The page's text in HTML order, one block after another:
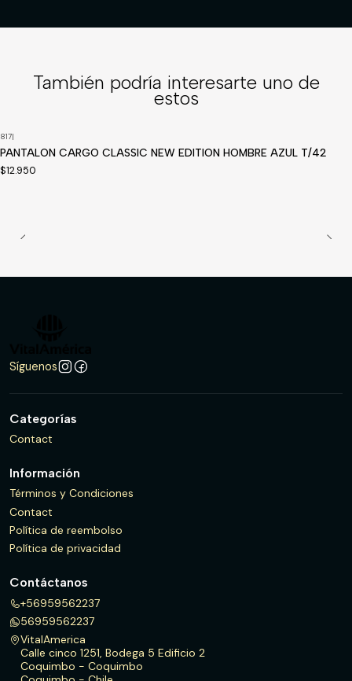
También podría interesarte uno de
estos
817|
PANTALON CARGO CLASSIC NEW EDITION HOMBRE AZUL T/42
$12.950
Síguenos
Categorías
Contact
Información
Términos y Condiciones
Contact
Política de reembolso
Política de privacidad
Contáctanos
+56959562237
56959562237
VitalAmerica
Calle cinco 1251, Bodega 5 Edificio 2
Coquimbo - Coquimbo